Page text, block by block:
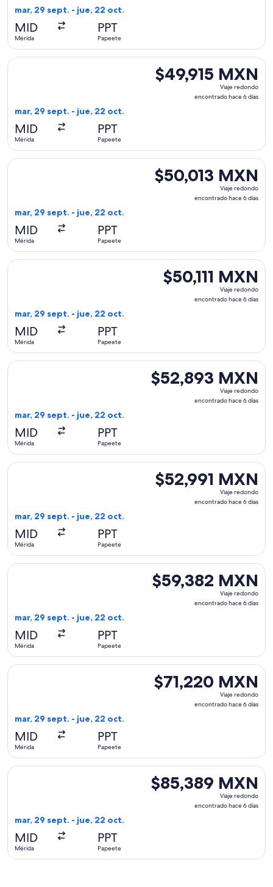
mar, 29 sept. - jue, 22 oct.
MID
Mérida
PPT
Papeete
$49,915 MXN
Viaje
redondo,
$49,915 MXN
Viaje redondo
encontrado hace 6 días
mar, 29 sept. - jue, 22 oct.
MID
Mérida
PPT
Papeete
Seleccionar vuelo de United, con salida el mar, 29 sept.
$50,013 MXN
Viaje
redondo,
$50,013 MXN
Viaje redondo
encontrado hace 6 días
mar, 29 sept. - jue, 22 oct.
MID
Mérida
PPT
Papeete
Seleccionar vuelo de United, con salida el mar, 29 sept.
$50,111 MXN
Viaje
redondo,
$50,111 MXN
Viaje redondo
encontrado hace 6 días
mar, 29 sept. - jue, 22 oct.
MID
Mérida
PPT
Papeete
Seleccionar vuelo de United, con salida el mar, 29 sept.
$52,893 MXN
Viaje
$52,893 MXN
Viaje redondo
encontrado hace 6 días
mar, 29 sept. - jue, 22 oct.
MID
Mérida
PPT
Papeete
Seleccionar vuelo de United, con salida el mar, 29 sept.
$52,991 MXN
Viaje
redondo,
$52,991 MXN
Viaje redondo
encontrado hace 6 días
mar, 29 sept. - jue, 22 oct.
MID
Mérida
PPT
Papeete
Seleccionar vuelo de United, con salida el mar, 29 sept.
$59,382 MXN
Viaje
$59,382 MXN
Viaje redondo
encontrado hace 6 días
mar, 29 sept. - jue, 22 oct.
MID
Mérida
PPT
Papeete
Seleccionar vuelo de United, con salida el mar, 29 sept.
$71,220 MXN
Viaje
$71,220 MXN
Viaje redondo
encontrado hace 6 días
mar, 29 sept. - jue, 22 oct.
MID
Mérida
PPT
Papeete
Seleccionar vuelo de United, con salida el mar, 29 sept.
$85,389 MXN
Viaje
$85,389 MXN
Viaje redondo
encontrado hace 6 días
mar, 29 sept. - jue, 22 oct.
MID
Mérida
PPT
Papeete
Seleccionar vuelo de Aeromexico, con salida el mar, 29